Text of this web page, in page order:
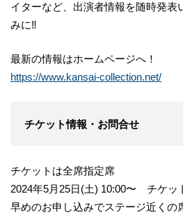
イターなど、出演者情報を随時発表
みに‼︎
最新の情報はホームページへ！
https://www.kansai-collection.net/
チケット情報・お問合せ
チケットは全席指定席
2024年5月25日(土) 10:00〜 チケッ
早めのお申し込みでステージ近くの